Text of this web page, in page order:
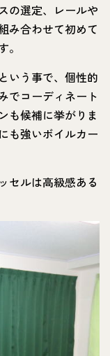
の選定、レールや
み合わせて初めて
いう事で、個性的
でコーディネート
も候補に挙がりま
も強いボイルカー
セルは高級感ある